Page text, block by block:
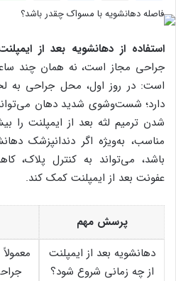
استفاده از دهانشویه بعد از
جراحی مجاز است، نه همان چند
است: در روز اول، محل جراحی به
دارد؛ شست‌وشوی شدید دهان
شدن ترمیم لثه بعد از ایمپلنت را
مناسب، به‌ویژه اگر دندانپزشک
باشد، می‌تواند به کنترل پلاک،
عفونت بعد از ایمپلنت کمک کند.
پرسش مهم
دهانشویه بعد از ایمپلنت
از چه زمانی شروع شود؟